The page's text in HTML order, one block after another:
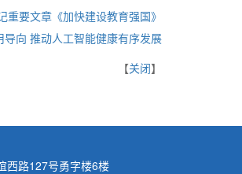
重要文章《加快建设教育强国》
向 推动人工智能健康有序发展
【关闭】
西路127号勇字楼6楼